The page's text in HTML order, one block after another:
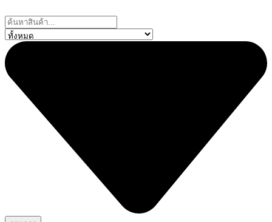
to
content
Search
...